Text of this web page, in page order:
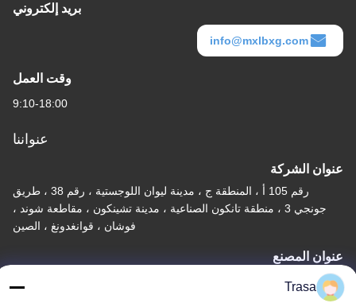
بريد إلكتروني
info@mxlbxg.com
وقت العمل
9:10-18:00
عنواننا
عنوان الشركة
رقم 105 أ ، المنطقة ج ، مدينة ليوان اللوجستية ، رقم 38 ، طريق
جونجي 3 ، منطقة تانكون الصناعية ، مدينة تشينكون ، مقاطعة شوند ،
فوشان ، قوانغدونغ ، الصين
عنوان المصنع
Trasa